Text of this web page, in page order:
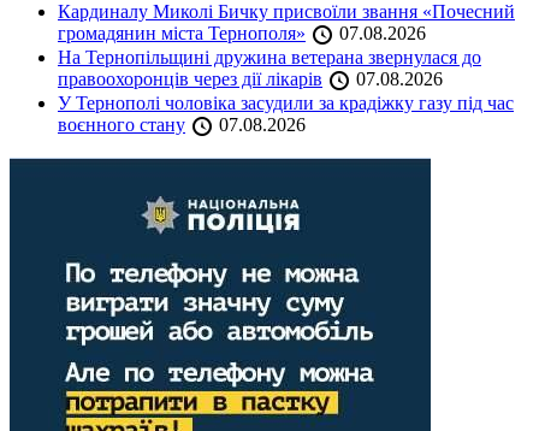
Кардиналу Миколі Бичку присвоїли звання «Почесний
громадянин міста Тернополя»
07.08.2026
На Тернопільщині дружина ветерана звернулася до
правоохоронців через дії лікарів
07.08.2026
У Тернополі чоловіка засудили за крадіжку газу під час
воєнного стану
07.08.2026